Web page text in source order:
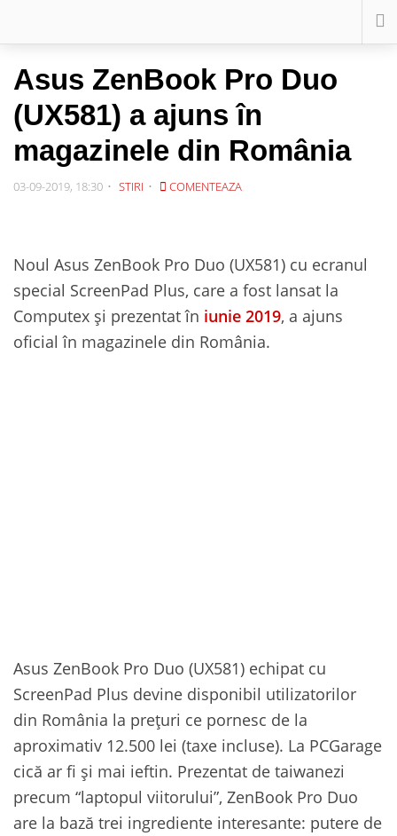
Asus ZenBook Pro Duo
(UX581) a ajuns în
magazinele din România
03-09-2019, 18:30 STIRI COMENTEAZA
Noul Asus ZenBook Pro Duo (UX581) cu ecranul
special ScreenPad Plus, care a fost lansat la
Computex și prezentat în iunie 2019, a ajuns
oficial în magazinele din România.
Asus ZenBook Pro Duo (UX581) echipat cu
ScreenPad Plus devine disponibil utilizatorilor
din România la prețuri ce pornesc de la
aproximativ 12.500 lei (taxe incluse). La PCGarage
cică ar fi și mai ieftin. Prezentat de taiwanezi
precum “laptopul viitorului”, ZenBook Pro Duo
are la bază trei ingrediente interesante: putere de